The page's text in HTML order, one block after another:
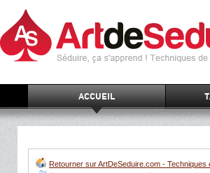
ACCUEIL
Retourner sur ArtDeSeduire.com - Techniques